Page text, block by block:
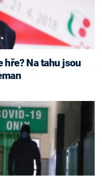
hře? Na tahu jsou